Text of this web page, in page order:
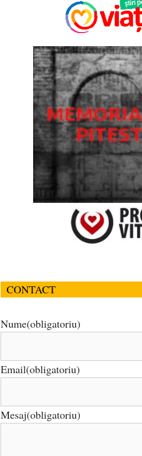
CONTACT
Nume(obligatoriu)
Email(obligatoriu)
Mesaj(obligatoriu)